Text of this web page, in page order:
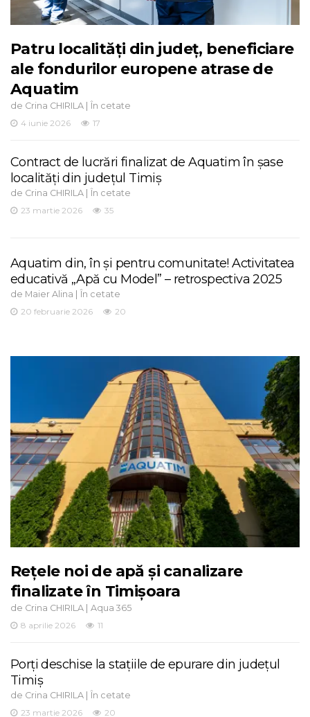
Patru localități din județ, beneficiare
ale fondurilor europene atrase de
Aquatim
de Crina CHIRILA | În cetate
4 iunie 2026
17
Contract de lucrări finalizat de Aquatim în șase
localități din județul Timiș
de Crina CHIRILA | În cetate
23 martie 2026
35
Aquatim din, în și pentru comunitate! Activitatea
educativă „Apă cu Model” – retrospectiva 2025
de Maier Alina | În cetate
20 februarie 2026
20
Rețele noi de apă și canalizare
finalizate în Timișoara
de Crina CHIRILA | Aqua 365
8 aprilie 2026
11
Porți deschise la stațiile de epurare din județul
Timiș
de Crina CHIRILA | În cetate
23 martie 2026
20